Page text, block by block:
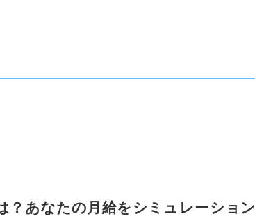
？あなたの月給をシミュレーション